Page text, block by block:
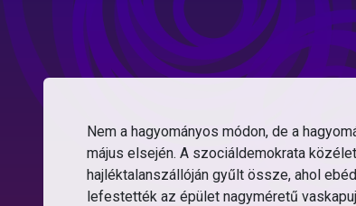
Nem a hagyományos módon, de a
május elsején. A szociáldemokrata
hajléktalanszállóján gyűlt össze, ahol
lefestették az épület nagyméretű